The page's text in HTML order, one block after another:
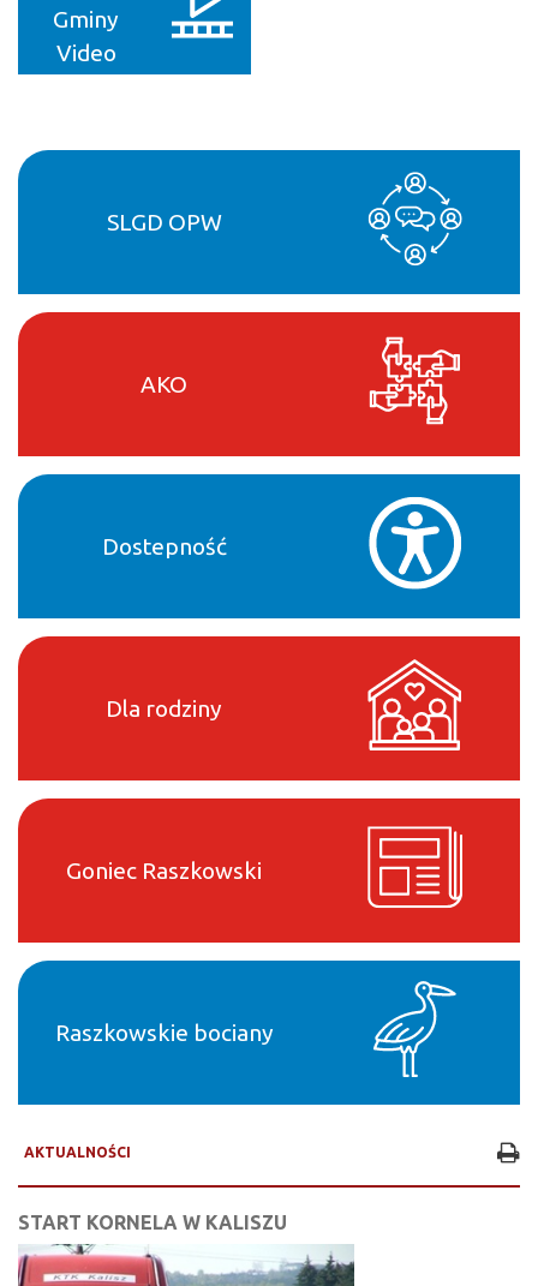
Gminy
Video
SLGD OPW
AKO
Dostepność
Dla rodziny
Goniec Raszkowski
Raszkowskie bociany
AKTUALNOŚCI
START KORNELA W KALISZU